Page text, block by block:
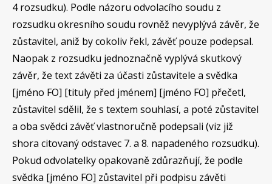
4 rozsudku). Podle názoru odvolacího soudu z
rozsudku okresního soudu rovněž nevyplývá závěr, že
zůstavitel, aniž by cokoliv řekl, závěť pouze podepsal.
Naopak z rozsudku jednoznačně vyplývá skutkový
závěr, že text závěti za účasti zůstavitele a svědka
[jméno FO] [tituly před jménem] [jméno FO] přečetl,
zůstavitel sdělil, že s textem souhlasí, a poté zůstavitel
a oba svědci závěť vlastnoručně podepsali (viz již
shora citovaný odstavec 7. a 8. napadeného rozsudku).
Pokud odvolatelky opakovaně zdůrazňují, že podle
svědka [jméno FO] zůstavitel při podpisu závěti